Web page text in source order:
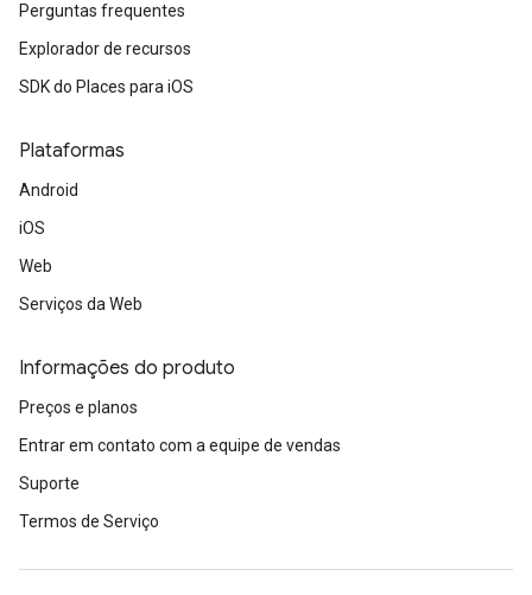
Perguntas frequentes
Explorador de recursos
SDK do Places para iOS
Plataformas
Android
iOS
Web
Serviços da Web
Informações do produto
Preços e planos
Entrar em contato com a equipe de vendas
Suporte
Termos de Serviço